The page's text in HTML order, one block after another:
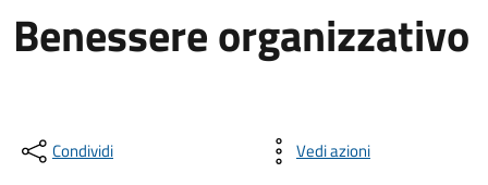
Benessere organizzativo
Condividi Vedi azioni